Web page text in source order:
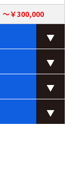
～￥300,000